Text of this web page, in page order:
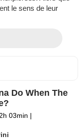
le sens de leur
Do When The
2h 03min |